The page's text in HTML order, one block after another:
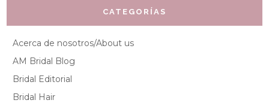
CATEGORÍAS
Acerca de nosotros/About us
AM Bridal Blog
Bridal Editorial
Bridal Hair